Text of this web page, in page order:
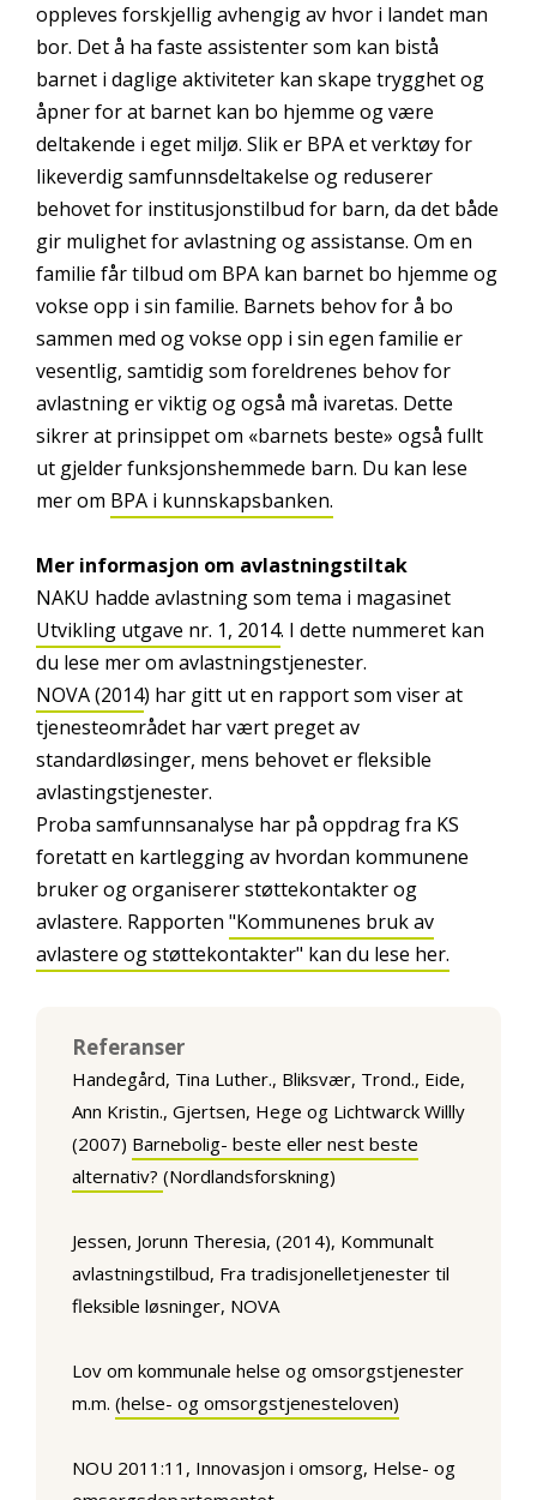
oppleves forskjellig avhengig av hvor i landet man
bor. Det å ha faste assistenter som kan bistå
barnet i daglige aktiviteter kan skape trygghet og
åpner for at barnet kan bo hjemme og være
deltakende i eget miljø. Slik er BPA et verktøy for
likeverdig samfunnsdeltakelse og reduserer
behovet for institusjonstilbud for barn, da det både
gir mulighet for avlastning og assistanse. Om en
familie får tilbud om BPA kan barnet bo hjemme og
vokse opp i sin familie. Barnets behov for å bo
sammen med og vokse opp i sin egen familie er
vesentlig, samtidig som foreldrenes behov for
avlastning er viktig og også må ivaretas. Dette
sikrer at prinsippet om «barnets beste» også fullt
ut gjelder funksjonshemmede barn. Du kan lese
mer om BPA i kunnskapsbanken.
Mer informasjon om avlastningstiltak
NAKU hadde avlastning som tema i magasinet
Utvikling utgave nr. 1, 2014. I dette nummeret kan
du lese mer om avlastningstjenester.
NOVA (2014) har gitt ut en rapport som viser at
tjenesteområdet har vært preget av
standardløsinger, mens behovet er fleksible
avlastingstjenester.
Proba samfunnsanalyse har på oppdrag fra KS
foretatt en kartlegging av hvordan kommunene
bruker og organiserer støttekontakter og
avlastere. Rapporten "Kommunenes bruk av
avlastere og støttekontakter" kan du lese her.
Referanser
Handegård, Tina Luther., Bliksvær, Trond., Eide,
Ann Kristin., Gjertsen, Hege og Lichtwarck Willly
(2007) Barnebolig- beste eller nest beste
alternativ? (Nordlandsforskning)
Jessen, Jorunn Theresia, (2014), Kommunalt
avlastningstilbud, Fra tradisjonelletjenester til
fleksible løsninger, NOVA
Lov om kommunale helse og omsorgstjenester
m.m. (helse- og omsorgstjenesteloven)
NOU 2011:11, Innovasjon i omsorg, Helse- og